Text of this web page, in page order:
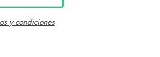
y condiciones